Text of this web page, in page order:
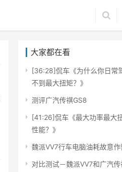
大家都在看
[36:28]侃车《为什么你日常
不到最大扭矩？》
测评广汽传祺GS8
[41:26]侃车《最大功率最大
性能？》
魏派VV7行车电脑油耗故意
对比测试－魏派VV7和广汽传